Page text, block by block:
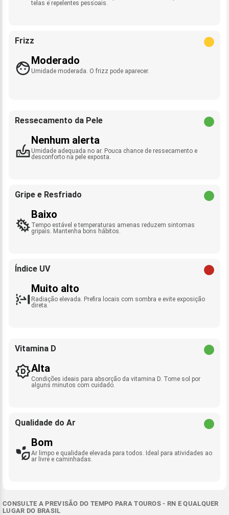
telas e repelentes pessoais.
Frizz
Moderado
Umidade moderada. O frizz pode aparecer.
Ressecamento da Pele
Nenhum alerta
Umidade adequada no ar. Pouca chance de ressecamento e
desconforto na pele exposta.
Gripe e Resfriado
Baixo
Tempo estável e temperaturas amenas reduzem sintomas
gripais. Mantenha bons hábitos.
Índice UV
Muito alto
Radiação elevada. Prefira locais com sombra e evite exposição
direta.
Vitamina D
Alta
Condições ideais para absorção da vitamina D. Tome sol por
alguns minutos com cuidado.
Qualidade do Ar
Bom
Ar limpo e qualidade elevada para todos. Ideal para atividades ao
ar livre e caminhadas.
CONSULTE A PREVISÃO DO TEMPO PARA TOUROS - RN E QUALQUER
LUGAR DO BRASIL